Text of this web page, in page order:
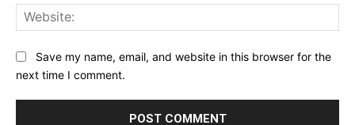
Save my name, email, and website in this browser for the
next time I comment.